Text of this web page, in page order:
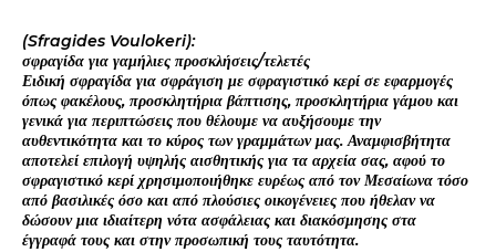
(Sfragides Voulokeri):
σφραγίδα για γαμήλιες προσκλήσεις/τελετές
Ειδική σφραγίδα για σφράγιση με σφραγιστικό κερί σε εφαρμογές
όπως φακέλους, προσκλητήρια βάπτισης, προσκλητήρια γάμου και
γενικά για περιπτώσεις που θέλουμε να αυξήσουμε την
αυθεντικότητα και το κύρος των γραμμάτων μας. Αναμφισβήτητα
αποτελεί επιλογή υψηλής αισθητικής για τα αρχεία σας, αφού το
σφραγιστικό κερί χρησιμοποιήθηκε ευρέως από τον Μεσαίωνα τόσο
από βασιλικές όσο και από πλούσιες οικογένειες που ήθελαν να
δώσουν μια ιδιαίτερη νότα ασφάλειας και διακόσμησης στα
έγγραφά τους και στην προσωπική τους ταυτότητα.